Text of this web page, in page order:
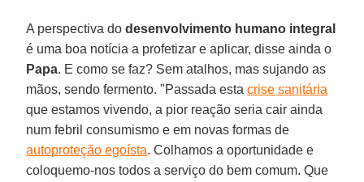
A perspectiva dodesenvolvimento humano integral
é uma boa notícia a profetizar e aplicar, disse ainda o
Papa. E como se faz? Sem atalhos, mas sujando as
mãos, sendo fermento. "Passada estacrise sanitária
que estamos vivendo, a pior reação seria cair ainda
num febril consumismo e em novas formas de
autoproteção egoísta. Colhamos a oportunidade e
coloquemo-nos todos a serviço do bem comum. Que